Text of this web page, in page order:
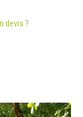
devis ?